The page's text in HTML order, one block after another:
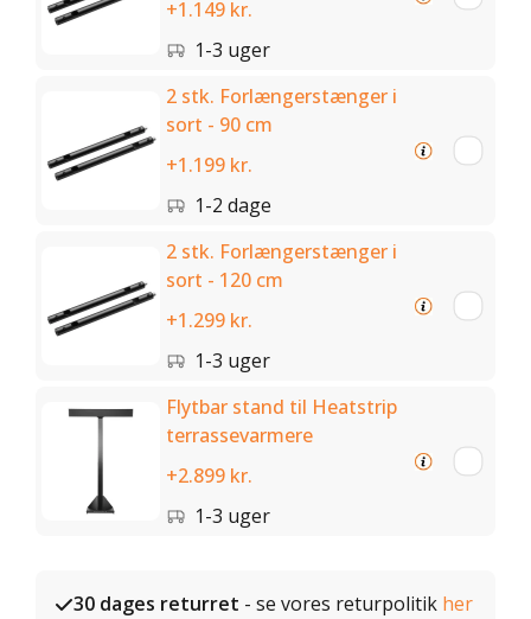
+1.149 kr.
1-3 uger
2 stk. Forlængerstænger i
sort - 90 cm
+1.199 kr.
1-2 dage
2 stk. Forlængerstænger i
sort - 120 cm
+1.299 kr.
1-3 uger
Flytbar stand til Heatstrip
terrassevarmere
+2.899 kr.
1-3 uger
30 dages returret - se vores returpolitik her